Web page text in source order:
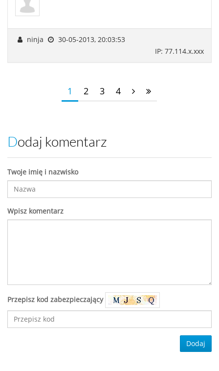
ninja
30-05-2013, 20:03:53
IP: 77.114.x.xxx
1 2 3 4
Dodaj komentarz
Twoje imię i nazwisko
Wpisz komentarz
Przepisz kod zabezpieczający
Dodaj